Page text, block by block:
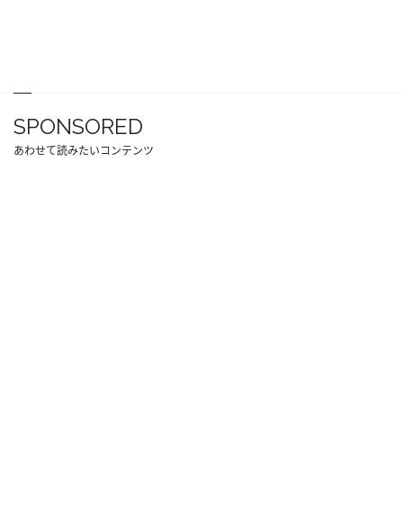
SPONSORED
あわせて読みたいコンテンツ